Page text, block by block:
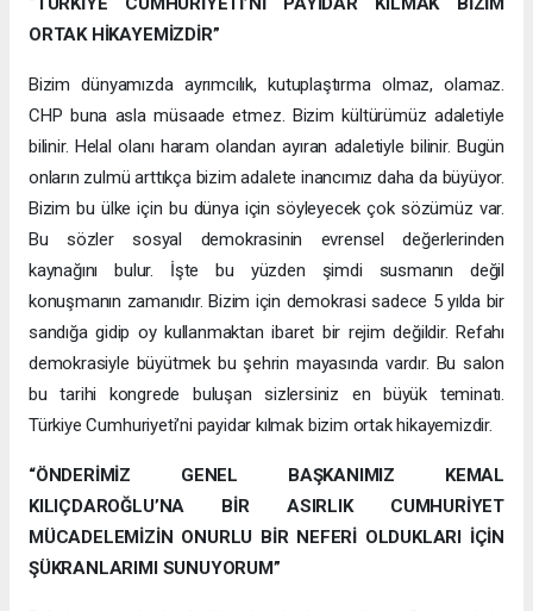
ORTAK HİKAYEMİZDİR”
Bizim dünyamızda ayrımcılık, kutuplaştırma olmaz, olamaz.
CHP buna asla müsaade etmez. Bizim kültürümüz adaletiyle
bilinir. Helal olanı haram olandan ayıran adaletiyle bilinir. Bugün
onların zulmü arttıkça bizim adalete inancımız daha da büyüyor.
Bizim bu ülke için bu dünya için söyleyecek çok sözümüz var.
Bu sözler sosyal demokrasinin evrensel değerlerinden
kaynağını bulur. İşte bu yüzden şimdi susmanın değil
konuşmanın zamanıdır. Bizim için demokrasi sadece 5 yılda bir
sandığa gidip oy kullanmaktan ibaret bir rejim değildir. Refahı
demokrasiyle büyütmek bu şehrin mayasında vardır. Bu salon
bu tarihi kongrede buluşan sizlersiniz en büyük teminatı.
Türkiye Cumhuriyeti’ni payidar kılmak bizim ortak hikayemizdir.
“ÖNDERİMİZ GENEL BAŞKANIMIZ KEMAL
KILIÇDAROĞLU’NA BİR ASIRLIK CUMHURİYET
MÜCADELEMİZİN ONURLU BİR NEFERİ OLDUKLARI İÇİN
ŞÜKRANLARIMI SUNUYORUM”